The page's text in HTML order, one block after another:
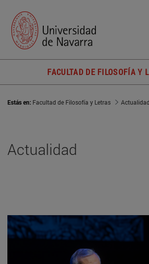
FACULTAD DE FILOSOFÍA Y
Estás en: Facultad de Filosofía y Letras Actualidad
Actualidad